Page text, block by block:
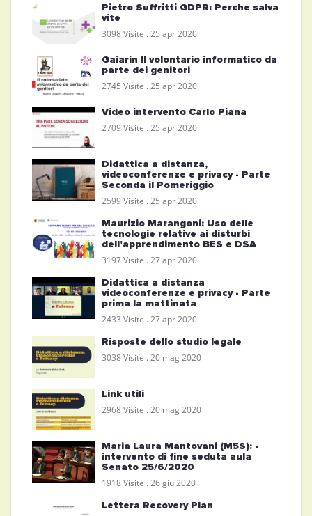
Pietro Suffritti GDPR: Perche salva
vite
3098 Visite . 25 apr 2020
Gaiarin Il volontario informatico da
parte dei genitori
2745 Visite . 25 apr 2020
Video intervento Carlo Piana
2709 Visite . 25 apr 2020
Didattica a distanza,
videoconferenze e privacy - Parte
Seconda il Pomeriggio
2599 Visite . 25 apr 2020
Maurizio Marangoni: Uso delle
tecnologie relative ai disturbi
dell'apprendimento BES e DSA
3197 Visite . 27 apr 2020
Didattica a distanza
videoconferenze e privacy - Parte
prima la mattinata
2433 Visite . 27 apr 2020
Risposte dello studio legale
3038 Visite . 20 mag 2020
Link utili
2968 Visite . 20 mag 2020
Maria Laura Mantovani (M5S): -
intervento di fine seduta aula
Senato 25/6/2020
1918 Visite . 26 giu 2020
Lettera Recovery Plan